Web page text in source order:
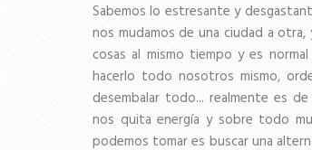
Sabemos lo estresante y
nos mudamos de una ciudad a
cosas al mismo tiempo y es
hacerlo todo nosotros mismo,
desembalar todo... realmente es
nos quita energía y sobre todo
podemos tomar es buscar una